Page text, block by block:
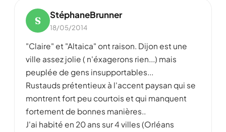
S StéphaneBrunner
18/05/2014
"Claire" et "Altaica" ont raison. Dijon est une
ville assez jolie ( n'éxagerons rien...) mais
peuplée de gens insupportables...
Rustauds prétentieux à l'accent paysan qui se
montrent fort peu courtois et qui manquent
fortement de bonnes manières..
J'ai habité en 20 ans sur 4 villes (Orléans